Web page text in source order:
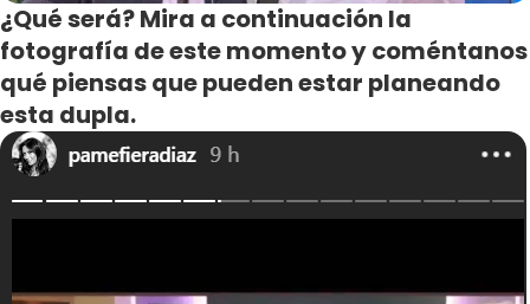
¿Qué será? Mira a continuación la
fotografía de este momento y coméntanos
qué piensas que pueden estar planeando
esta dupla.